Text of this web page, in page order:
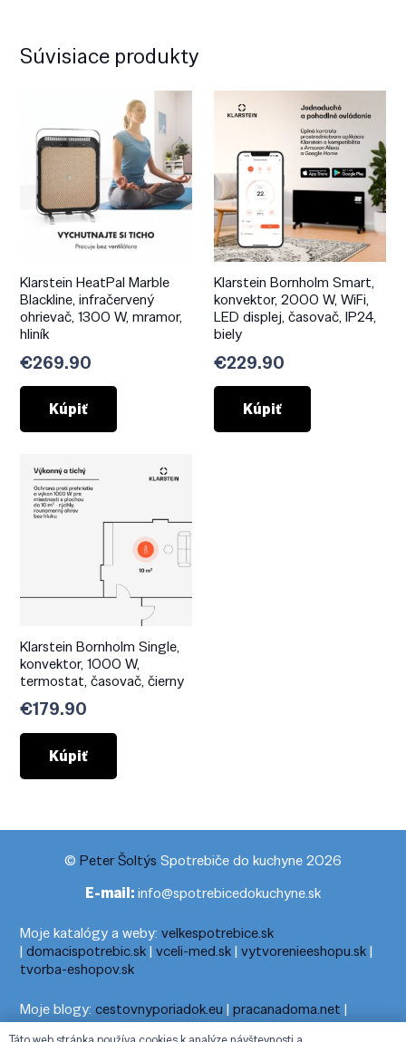
Súvisiace produkty
Klarstein HeatPal Marble
Blackline, infračervený
ohrievač, 1300 W, mramor,
hliník
€269.90
Kúpiť
Klarstein Bornholm Smart,
konvektor, 2000 W, WiFi,
LED displej, časovač, IP24,
biely
€229.90
Kúpiť
Klarstein Bornholm Single,
konvektor, 1000 W,
termostat, časovač, čierny
€179.90
Kúpiť
© Peter Šoltýs Spotrebiče do kuchyne 2026
E-mail:info@spotrebicedokuchyne.sk
Moje katalógy a weby:velkespotrebice.sk
|domacispotrebic.sk|vceli-med.sk|vytvorenieeshopu.sk|
tvorba-eshopov.sk
Moje blogy:cestovnyporiadok.eu |pracanadoma.net |
telefonny-zoznam-podla-cisla.sk|praca-z-domu-na-pc.sk|